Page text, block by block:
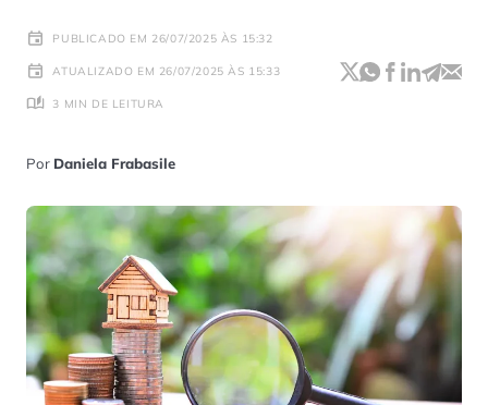
PUBLICADO EM 26/07/2025 ÀS 15:32
ATUALIZADO EM 26/07/2025 ÀS 15:33
3 MIN DE LEITURA
Por Daniela Frabasile